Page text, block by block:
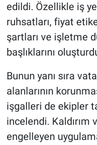
edildi. Özellikle iş
ruhsatları, fiyat
şartları ve işletme
başlıklarını
Bunun yanı sıra
alanlarının
işgalleri de ekipler
incelendi. Kaldırım
engelleyen